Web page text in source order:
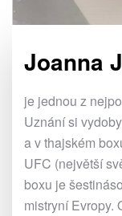
Joanna
je jednou z
Uznání si
a v thajském
UFC (největší
boxu je
mistryní Evropy.